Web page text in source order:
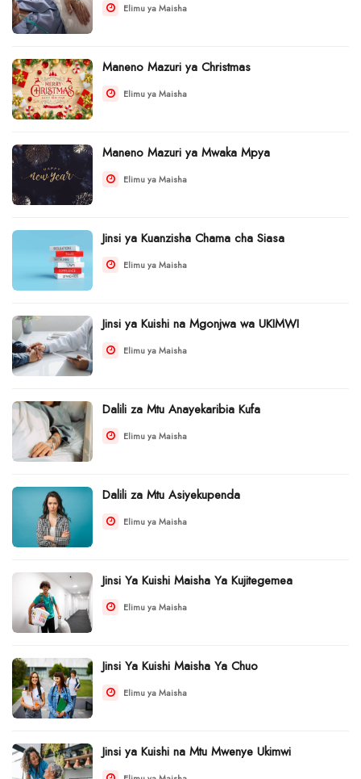
Elimu ya Maisha
Maneno Mazuri ya Christmas
Elimu ya Maisha
Maneno Mazuri ya Mwaka Mpya
Elimu ya Maisha
Jinsi ya Kuanzisha Chama cha Siasa
Elimu ya Maisha
Jinsi ya Kuishi na Mgonjwa wa UKIMWI
Elimu ya Maisha
Dalili za Mtu Anayekaribia Kufa
Elimu ya Maisha
Dalili za Mtu Asiyekupenda
Elimu ya Maisha
Jinsi Ya Kuishi Maisha Ya Kujitegemea
Elimu ya Maisha
Jinsi Ya Kuishi Maisha Ya Chuo
Elimu ya Maisha
Jinsi ya Kuishi na Mtu Mwenye Ukimwi